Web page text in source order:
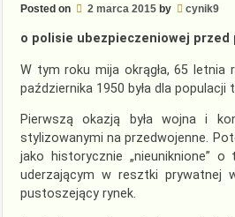
Posted on 2 marca 2015by cynik9
o polisie ubezpieczeniowej przed
W tym roku mija okrągła, 65 letnia
października 1950 była dla
Pierwszą okazją była wojna i
stylizowanymi na przedwojenne.
jako historycznie „nieuniknione”
uderzającym w resztki prywatnej
pustoszejący rynek.